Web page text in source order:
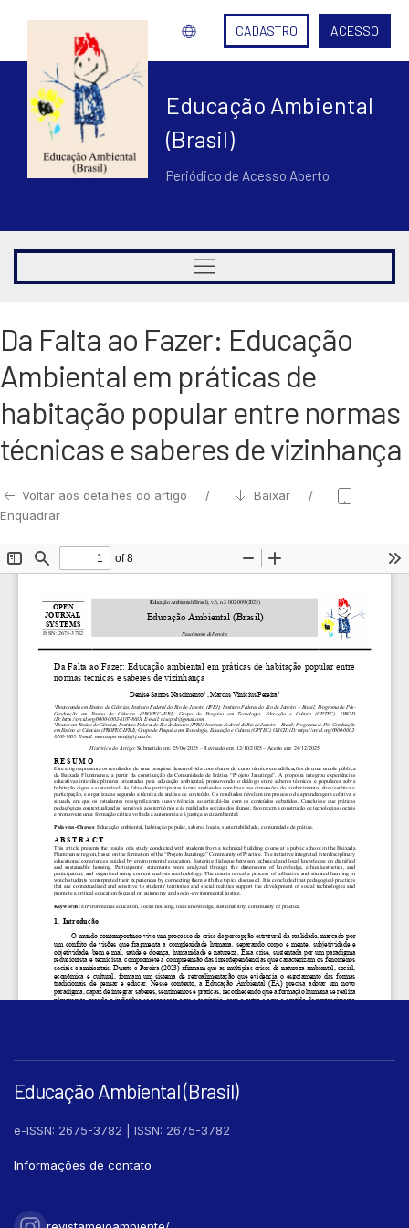
CADASTRO ACESSO
Educação Ambiental
(Brasil)
Periódico de Acesso Aberto
Da Falta ao Fazer: Educação
Ambiental em práticas de
habitação popular entre normas
técnicas e saberes de vizinhança
Voltar aos detalhes do artigo
Baixar
Enquadrar
Educação Ambiental (Brasil)
e-ISSN: 2675-3782 | ISSN: 2675-3782
Informações de contato